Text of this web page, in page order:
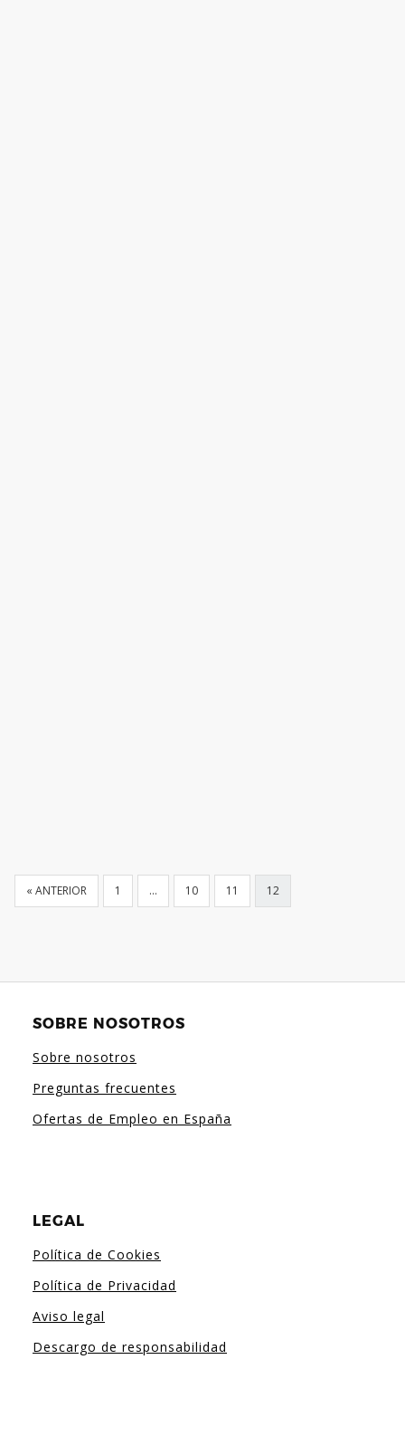
« ANTERIOR 1 … 10 11 12
SOBRE NOSOTROS
Sobre nosotros
Preguntas frecuentes
Ofertas de Empleo en España
LEGAL
Política de Cookies
Política de Privacidad
Aviso legal
Descargo de responsabilidad